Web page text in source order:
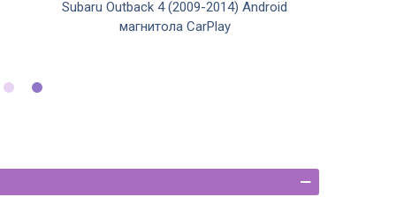
Subaru Outback 4 (2009-2014) Android
магнитола CarPlay